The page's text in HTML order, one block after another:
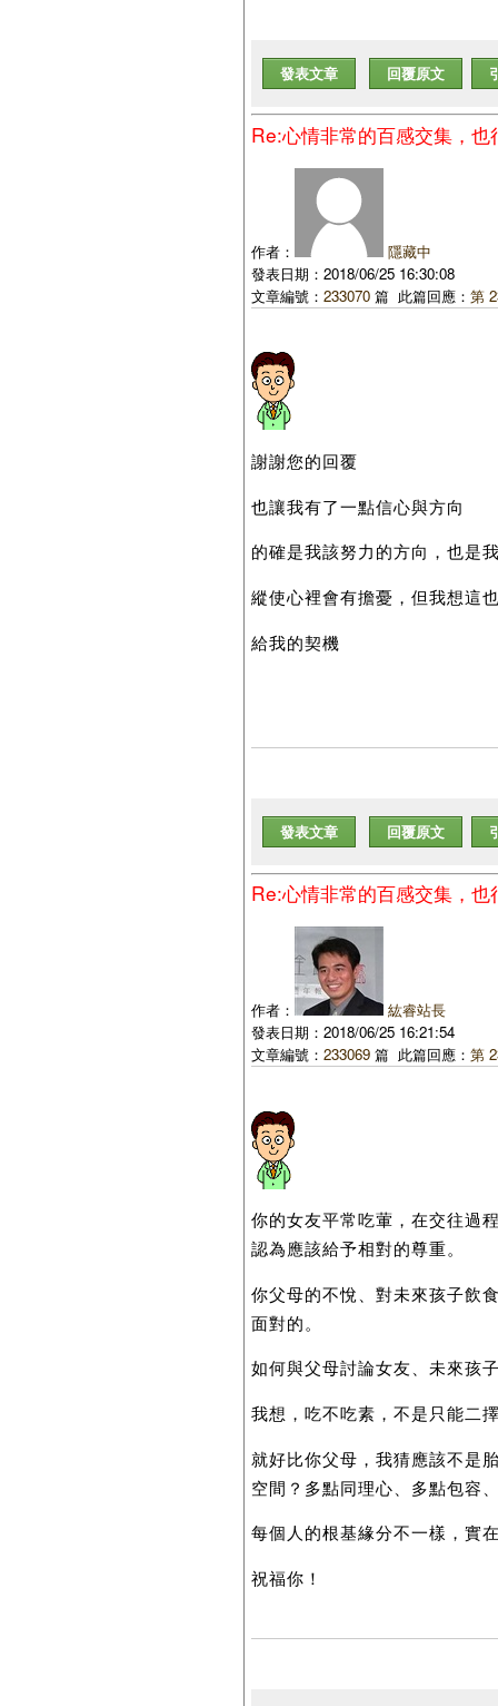
發表文章 回覆原文
Re:心情非常的百感交集，也
作者：
隱藏中
發表日期：2018/06/25 16:30:08
文章編號： 233070 篇 此篇回應： 第
謝謝您的回覆
也讓我有了一點信心與方向
的確是我該努力的方向，也是
縱使心裡會有擔憂，但我想這
給我的契機
發表文章 回覆原文
Re:心情非常的百感交集，也
作者：
紘睿站長
發表日期：2018/06/25 16:21:54
文章編號： 233069 篇 此篇回應： 第
你的女友平常吃葷，在交往過
認為應該給予相對的尊重。
你父母的不悅、對未來孩子飲
面對的。
如何與父母討論女友、未來孩
我想，吃不吃素，不是只能二
就好比你父母，我猜應該不是
空間？多點同理心、多點包容
每個人的根基緣分不一樣，實
祝福你！